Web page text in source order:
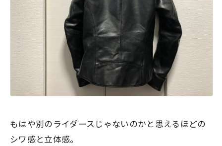
もはや別のライダースじゃないのかと思えるほどの
シワ感と立体感。